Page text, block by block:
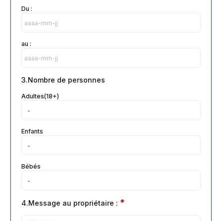
Du :
au :
3.Nombre de personnes
Adultes(18+)
Enfants
Bébés
4.Message au propriétaire : *